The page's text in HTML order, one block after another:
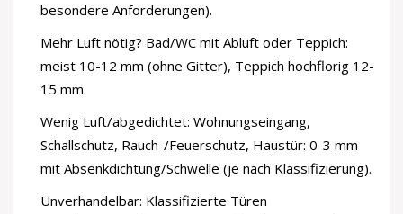
besondere Anforderungen).
Mehr Luft nötig? Bad/WC mit Abluft oder Teppich:
meist 10-12 mm (ohne Gitter), Teppich hochflorig 12-
15 mm.
Wenig Luft/abgedichtet: Wohnungseingang,
Schallschutz, Rauch-/Feuerschutz, Haustür: 0-3 mm
mit Absenkdichtung/Schwelle (je nach Klassifizierung).
Unverhandelbar: Klassifizierte Türen